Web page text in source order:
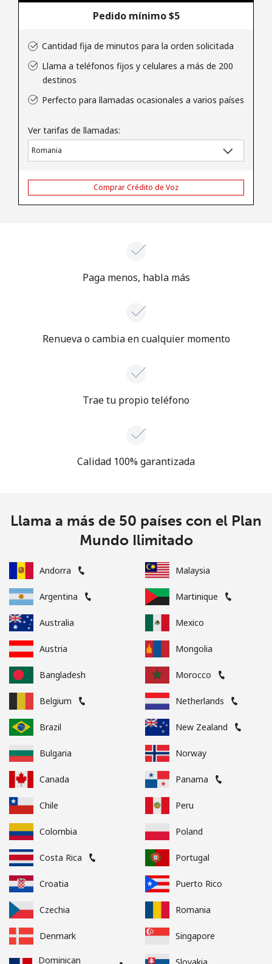
Pedido mínimo ⁦$5⁩
Cantidad fija de minutos para la orden solicitada
Llama a teléfonos fijos y celulares a más de 200
destinos
Perfecto para llamadas ocasionales a varios países
Ver tarifas de llamadas:
Comprar Crédito de Voz
Paga menos, habla más
Renueva o cambia en cualquier momento
Trae tu propio teléfono
Calidad 100% garantizada
Llama a más de 50 países con el Plan
Mundo Ilimitado
Andorra
Argentina
Australia
Austria
Bangladesh
Belgium
Brazil
Bulgaria
Canada
Chile
Colombia
Costa Rica
Croatia
Czechia
Denmark
Dominican
Malaysia
Martinique
Mexico
Mongolia
Morocco
Netherlands
New Zealand
Norway
Panama
Peru
Poland
Portugal
Puerto Rico
Romania
Singapore